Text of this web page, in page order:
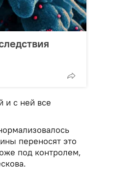
и с ней все
переносят это
под контролем,